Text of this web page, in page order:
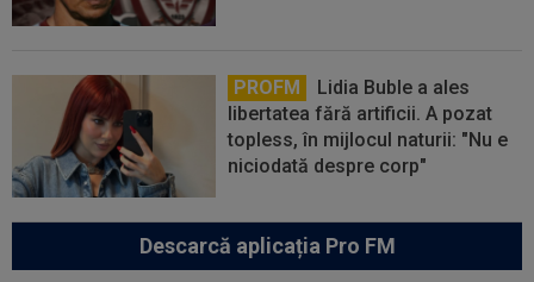
PROFM
Lidia Buble a ales
libertatea fără artificii. A pozat
topless, în mijlocul naturii: "Nu e
niciodată despre corp"
Descarcă aplicația Pro FM